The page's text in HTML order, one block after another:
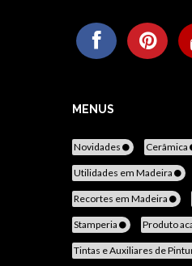
MENUS
Novidades Cerâmica
Utilidades em Madeira
Recortes em Madeira
Stamperia Produto
Tintas e Auxiliares de